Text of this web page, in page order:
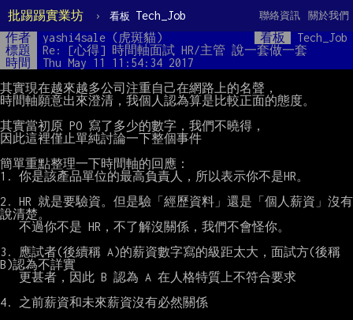
批踢踢實業坊 › 看板 Tech_Job 關於我們
聯絡資訊
作者 yashi4sale (虎斑貓) 看板
Tech_Job
標題
Re: [心得] 時間軸面試 HR/主管 說一套做一套
時間
Thu May 11 11:54:34 2017
其實現在越來越多公司注重自己在網路上的名聲，
時間軸願意出來澄清，我個人認為算是比較正面的態度。
其實當初原 PO 寫了多少的數字，我們不曉得，
因此這裡僅止單純討論一下整個事件
簡單重點整理一下時間軸的回應：
1. 你是該產品單位的最高負責人，所以表示你不是HR。
2. HR 就是要驗資。但是驗「經歷資料」還是「個人薪資」沒有
說清楚。
3. 應試者(後續稱 A)的薪資數字寫的級距太大，面試方(後稱
B)認為不詳實
4. 之前薪資和未來薪資沒有必然關係